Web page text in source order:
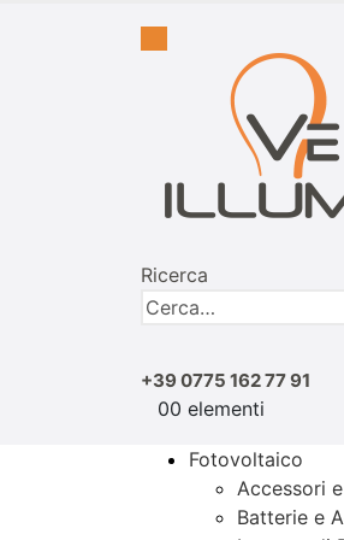
Ricerca
+39 0775 162 77 91
00 elementi
Fotovoltaico
Accessori
Batterie e